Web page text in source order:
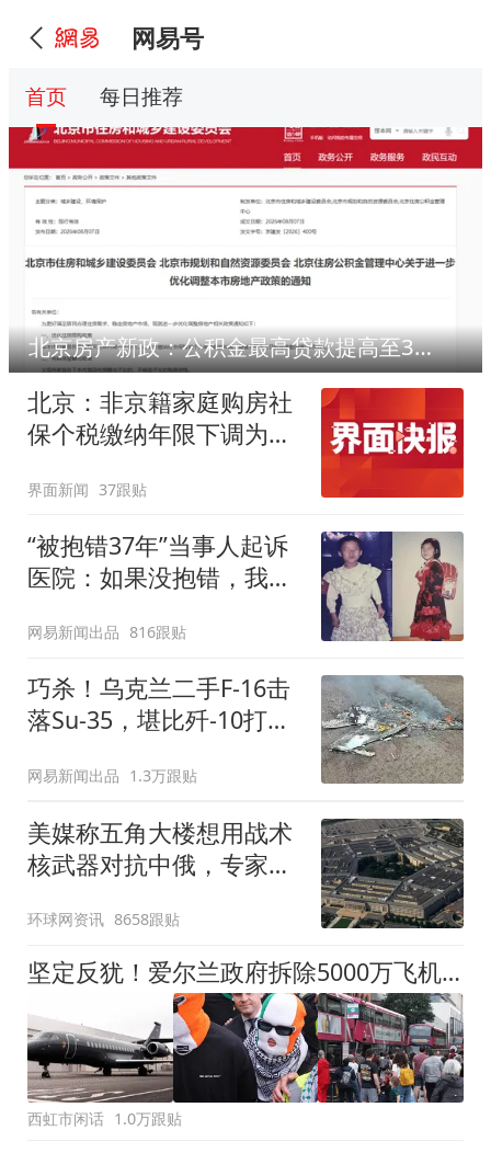
网易号
首页 每日推荐
北京房产新政：公积金最高贷款提高至340万元
北京：非京籍家庭购房社
保个税缴纳年限下调为一
界面新闻 37跟贴
“被抱错37年”当事人起诉
医院：如果没抱错，我不
不会吃那么多苦
网易新闻出品 816跟贴
巧杀！乌克兰二手F-16击
落Su-35，堪比歼-10打阵
网易新闻出品 1.3万跟贴
美媒称五角大楼想用战术
核武器对抗中俄，专家：
环球网资讯 8658跟贴
坚定反犹！爱尔兰政府拆除5000万飞机上的以色列配件，可能导致无法降落
西虹市闲话 1.0万跟贴